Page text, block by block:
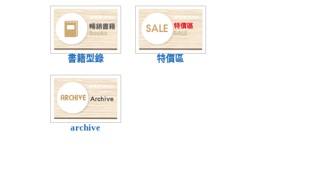
書籍型錄 特價區
archive